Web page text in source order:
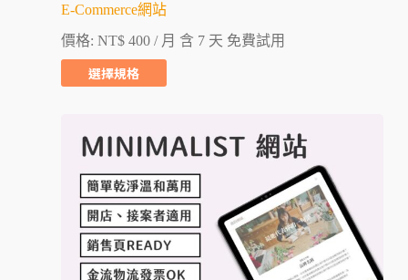
E-Commerce網站
價格: NT$ 400 / 月 含 7 天 免費試用
選擇規格